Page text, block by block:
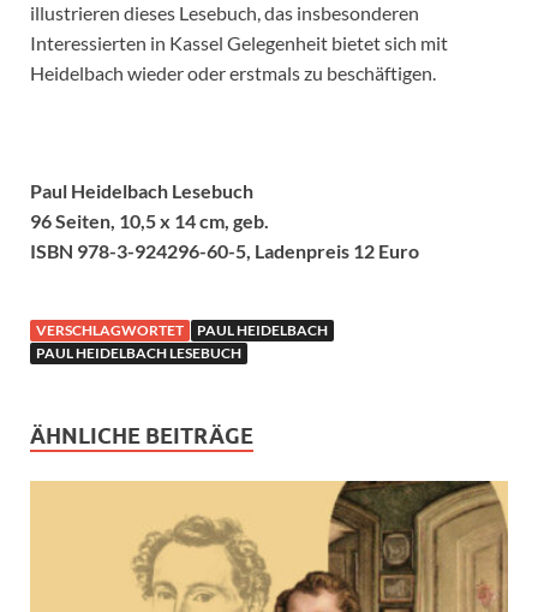
illustrieren dieses Lesebuch, das insbesonderen
Interessierten in Kassel Gelegenheit bietet sich mit
Heidelbach wieder oder erstmals zu beschäftigen.
Paul Heidelbach Lesebuch
96 Seiten, 10,5 x 14 cm, geb.
ISBN 978-3-924296-60-5, Ladenpreis 12 Euro
VERSCHLAGWORTET
PAUL HEIDELBACH
PAUL HEIDELBACH LESEBUCH
ÄHNLICHE BEITRÄGE